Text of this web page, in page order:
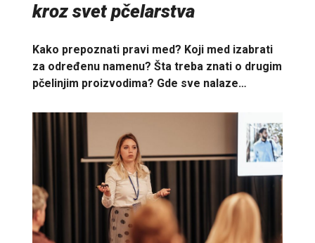
kroz svet pčelarstva
Kako prepoznati pravi med? Koji med izabrati
za određenu namenu? Šta treba znati o drugim
pčelinjim proizvodima? Gde sve nalaze…